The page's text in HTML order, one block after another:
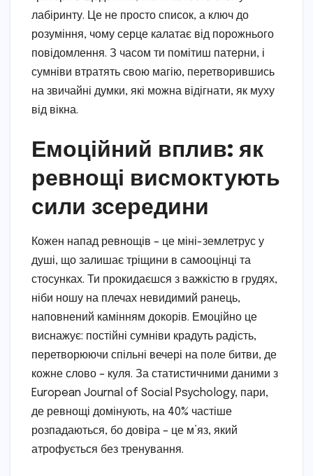
лабіринту. Це не просто список, а ключ до
розуміння, чому серце калатає від порожнього
повідомлення. З часом ти помітиш патерни, і
сумніви втратять свою магію, перетворившись
на звичайні думки, які можна відігнати, як муху
від вікна.
Емоційний вплив: як
ревнощі висмоктують
сили зсередини
Кожен напад ревнощів – це міні-землетрус у
душі, що залишає тріщини в самооцінці та
стосунках. Ти прокидаєшся з важкістю в грудях,
ніби ношу на плечах невидимий ранець,
наповнений камінням докорів. Емоційно це
виснажує: постійні сумніви крадуть радість,
перетворюючи спільні вечері на поле битви, де
кожне слово – куля. За статистичними даними з
European Journal of Social Psychology, пари,
де ревнощі домінують, на 40% частіше
розпадаються, бо довіра – це м’яз, який
атрофується без тренування.